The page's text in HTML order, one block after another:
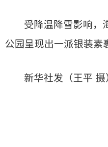
受降温降雪影响，
公园呈现出一派银装素
新华社发（王平 摄